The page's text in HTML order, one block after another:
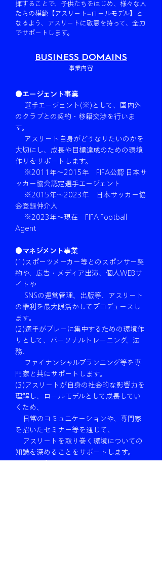
揮することで、子供たちをはじめ、様々な人
たちの模範【アスリート=ロールモデル】と
なるよう、アスリートに敬意を持って、全力
でサポートします。
BUSINESS DOMAINS
事業内容
●エージェント事業
選手エージェント(※)として、国内外
のクラブとの契約・移籍交渉を行いま
す。
アスリート自身がどうなりたいのかを
大切にし、成長や目標達成のための環境
作りをサポートします。
※2011年〜2015年 FIFA公認 日本サ
ッカー協会認定選手エージェント
※2015年〜2023年 日本サッカー協
会登録仲介人
※2023年〜現在 FIFA Football
Agent
●マネジメント事業
(1)スポーツメーカー等とのスポンサー契
約や、広告・メディア出演、個人WEBサ
イトや
SNSの運営管理、出版等、アスリート
の権利を最大限活かしてプロデュースし
ます。
(2)選手がプレーに集中するための環境作
りとして、パーソナルトレーニング、法
務、
ファイナンシャルプランニング等を専
門家と共にサポートします。
(3)アスリートが自身の社会的な影響力を
理解し、ロールモデルとして成長してい
くため、
日常のコミュニケーションや、専門家
を招いたセミナー等を通じて、
アスリートを取り巻く環境についての
知識を深めることをサポートします。